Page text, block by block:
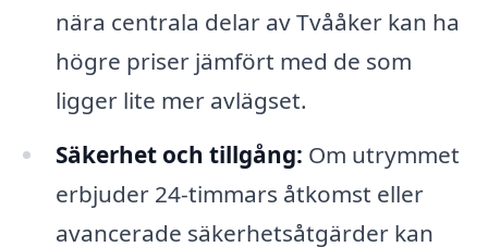
nära centrala delar av Tvååker kan ha
högre priser jämfört med de som
ligger lite mer avlägset.
Säkerhet och tillgång: Om utrymmet
erbjuder 24-timmars åtkomst eller
avancerade säkerhetsåtgärder kan